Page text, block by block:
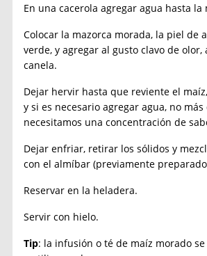
En una cacerola agregar agua hasta la
Colocar la mazorca morada, la piel de
verde, y agregar al gusto clavo de
canela.
Dejar hervir hasta que reviente el
y si es necesario agregar agua, no
necesitamos una concentración de
Dejar enfriar, retirar los sólidos y
con el almíbar (previamente
Reservar en la heladera.
Servir con hielo.
Tip: la infusión o té de maíz morado